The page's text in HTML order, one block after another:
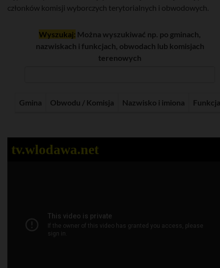
członków komisji wyborczych terytorialnych i obwodowych.
Wyszukaj: Można wyszukiwać np. po gminach,
nazwiskach i funkcjach, obwodach lub komisjach
terenowych
Gmina Obwodu / Komisja Nazwisko i imiona Funkcja
tv.wlodawa.net